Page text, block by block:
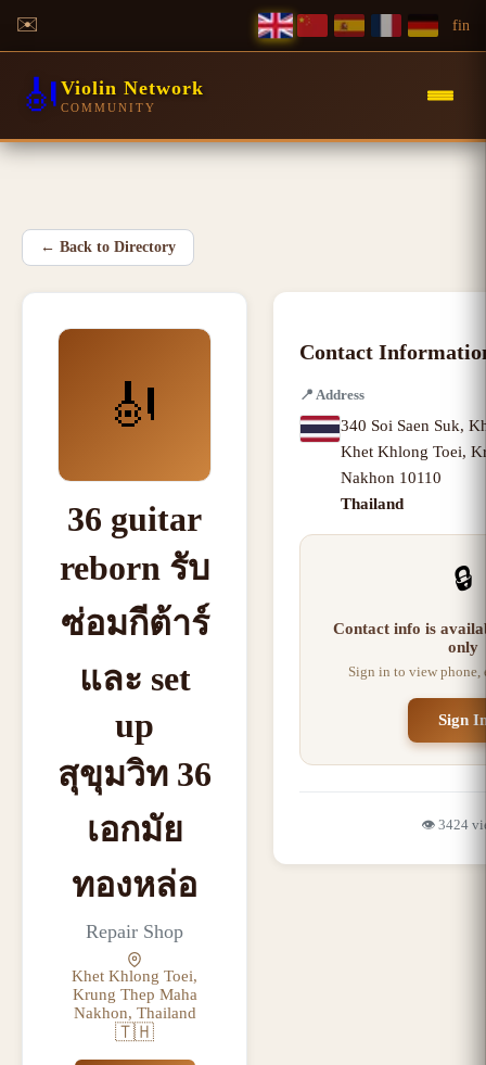
✉️ fin
🎻 Violin Network
COMMUNITY
← Back to Directory
🎻
36 guitar
reborn รับ
ซ่อมกีต้าร์
และ set
up
สุขุมวิท 36
เอกมัย
ทองหล่อ
Repair Shop
Khet Khlong Toei,
Krung Thep Maha
Nakhon, Thailand
🇹🇭
Contact
📍 Address
340 Soi Saen Suk,
Khet Khlong Toei,
Nakhon 10110
Thailand
🔒
Contact info is
only
Sign in to view phone,
Sign
👁️ 3424